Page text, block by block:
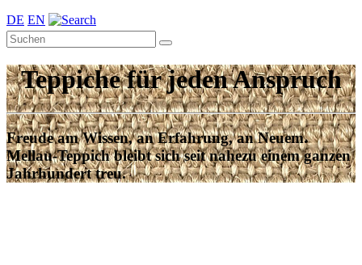
DE EN
Teppiche für jeden Anspruch
Freude am Wissen, an Erfahrung, an Neuem.
Mellau-Teppich bleibt sich seit nahezu einem ganzen
Jahrhundert treu.